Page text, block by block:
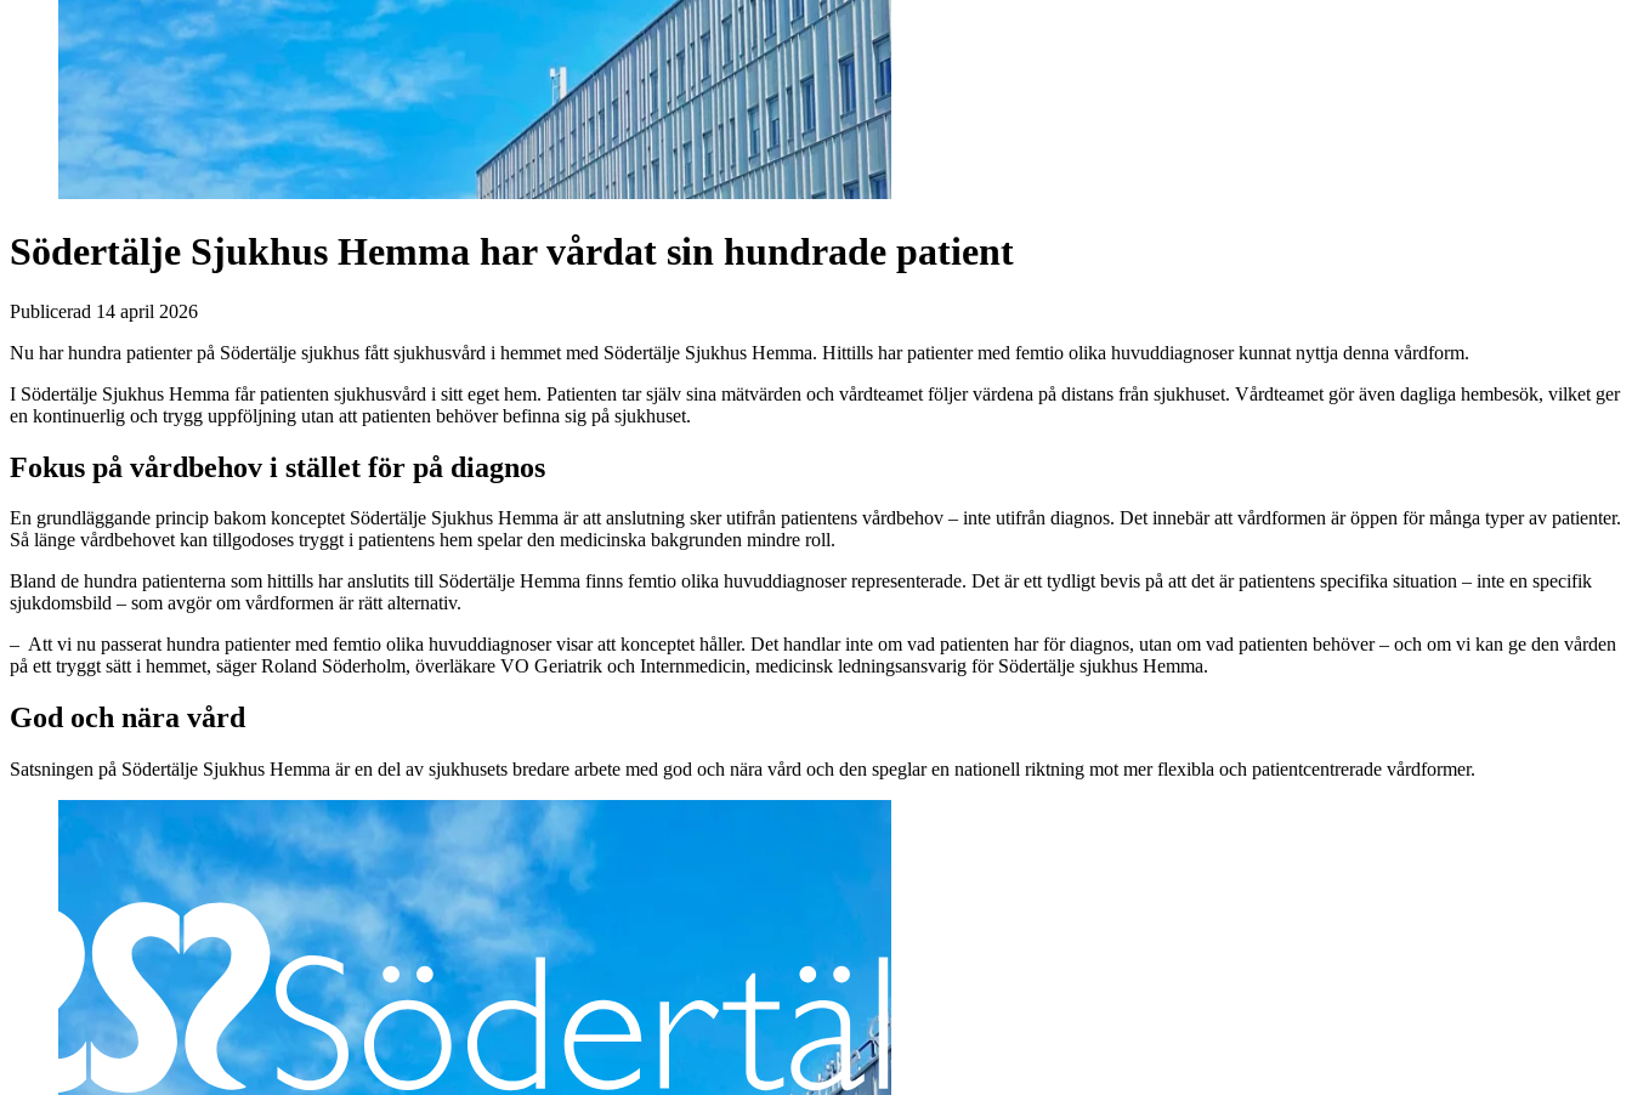
Södertälje Sjukhus Hemma har vårdat sin hundrade patient
Publicerad 14 april 2026
Nu har hundra patienter på Södertälje sjukhus fått sjukhusvård i hemmet med Södertälje Sjukhus Hemma. Hittills har patienter med femtio olika huvuddiagnoser kunnat nyttja denna vårdform.
I Södertälje Sjukhus Hemma får patienten sjukhusvård i sitt eget hem. Patienten tar själv sina mätvärden och vårdteamet följer värdena på distans från sjukhuset. Vårdteamet gör även dagliga hembesök, vilket ger
en kontinuerlig och trygg uppföljning utan att patienten behöver befinna sig på sjukhuset.
Fokus på vårdbehov i stället för på diagnos
En grundläggande princip bakom konceptet Södertälje Sjukhus Hemma är att anslutning sker utifrån patientens vårdbehov – inte utifrån diagnos. Det innebär att vårdformen är öppen för många typer av patienter.
Så länge vårdbehovet kan tillgodoses tryggt i patientens hem spelar den medicinska bakgrunden mindre roll.
Bland de hundra patienterna som hittills har anslutits till Södertälje Hemma finns femtio olika huvuddiagnoser representerade. Det är ett tydligt bevis på att det är patientens specifika situation – inte en specifik
sjukdomsbild – som avgör om vårdformen är rätt alternativ.
– Att vi nu passerat hundra patienter med femtio olika huvuddiagnoser visar att konceptet håller. Det handlar inte om vad patienten har för diagnos, utan om vad patienten behöver – och om vi kan ge den vården
på ett tryggt sätt i hemmet, säger Roland Söderholm, överläkare VO Geriatrik och Internmedicin, medicinsk ledningsansvarig för Södertälje sjukhus Hemma.
God och nära vård
Satsningen på Södertälje Sjukhus Hemma är en del av sjukhusets bredare arbete med god och nära vård och den speglar en nationell riktning mot mer flexibla och patientcentrerade vårdformer.